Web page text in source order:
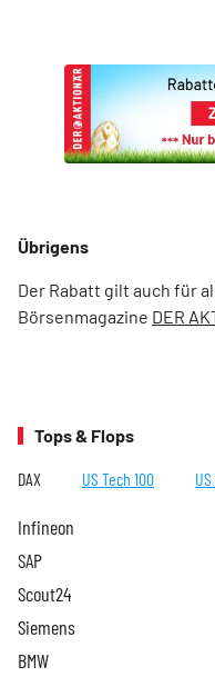
Übrigens
Der Rabatt gilt auch für
Börsenmagazine DER
Tops & Flops
DAX US Tech 100
Infineon
SAP
Scout24
Siemens
BMW